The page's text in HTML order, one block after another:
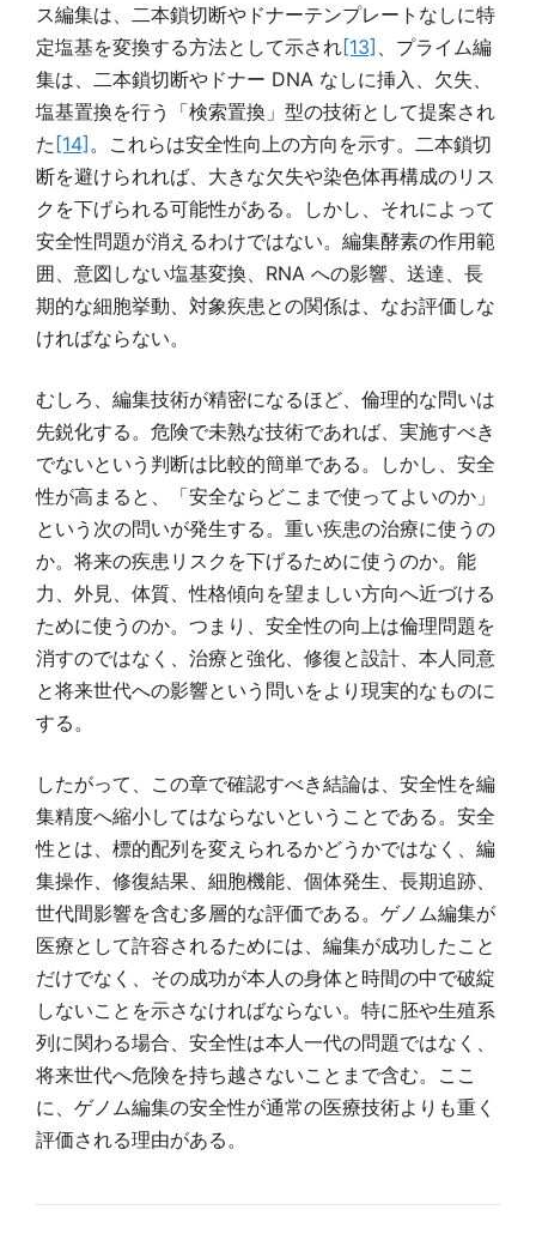
ス編集は、二本鎖切断やドナーテンプレートなしに特
定塩基を変換する方法として示され[13] 、プライム編
集は、二本鎖切断やドナー DNA なしに挿入、欠失、
塩基置換を行う「検索置換」型の技術として提案され
た[14] 。これらは安全性向上の方向を示す。二本鎖切
断を避けられれば、大きな欠失や染色体再構成のリス
クを下げられる可能性がある。しかし、それによって
安全性問題が消えるわけではない。編集酵素の作用範
囲、意図しない塩基変換、RNA への影響、送達、長
期的な細胞挙動、対象疾患との関係は、なお評価しな
ければならない。
むしろ、編集技術が精密になるほど、倫理的な問いは
先鋭化する。危険で未熟な技術であれば、実施すべき
でないという判断は比較的簡単である。しかし、安全
性が高まると、「安全ならどこまで使ってよいのか」
という次の問いが発生する。重い疾患の治療に使うの
か。将来の疾患リスクを下げるために使うのか。能
力、外見、体質、性格傾向を望ましい方向へ近づける
ために使うのか。つまり、安全性の向上は倫理問題を
消すのではなく、治療と強化、修復と設計、本人同意
と将来世代への影響という問いをより現実的なものに
する。
したがって、この章で確認すべき結論は、安全性を編
集精度へ縮小してはならないということである。安全
性とは、標的配列を変えられるかどうかではなく、編
集操作、修復結果、細胞機能、個体発生、長期追跡、
世代間影響を含む多層的な評価である。ゲノム編集が
医療として許容されるためには、編集が成功したこと
だけでなく、その成功が本人の身体と時間の中で破綻
しないことを示さなければならない。特に胚や生殖系
列に関わる場合、安全性は本人一代の問題ではなく、
将来世代へ危険を持ち越さないことまで含む。ここ
に、ゲノム編集の安全性が通常の医療技術よりも重く
評価される理由がある。